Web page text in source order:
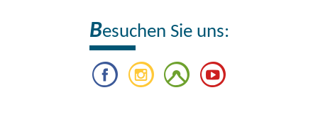
Besuchen Sie uns: